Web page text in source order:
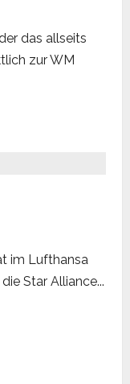
das allseits
zur WM
im Lufthansa
Star Alliance...